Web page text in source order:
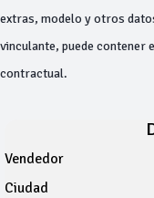
extras, modelo y otros
vinculante, puede
contractual.
Vendedor
Ciudad